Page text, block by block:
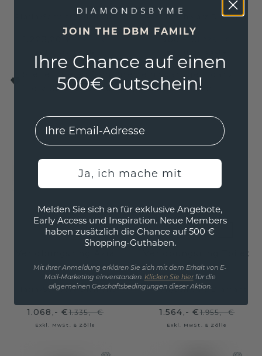
Schwarz Diamant Platin / Schwarz Diamant
Stellen Sie einfach Ihren einzigartigen, ganz
individuellen Verlobungsring zusammen.
OVL
Schwarz Diamant
1.068,- €1.335,- €
Exkl. MwSt. & Zölle
Verlobungsring Toi et
Moi PER-PER
Platin/Schwarz Diamant
1.564,- €1.955,- €
Exkl. MwSt. & Zölle
JOIN THE DBM FAMILY
Ihre Chance auf einen
500€ Gutschein!
EMail
Ja, ich mache mit
Melden Sie sich an für exklusive Angebote,
Early Access und Inspiration. Neue Members
haben zusätzlich die Chance auf 500 €
Shopping-Guthaben.
Mit Ihrer Anmeldung erklären Sie sich mit dem Erhalt von E-
Mail-Marketing einverstanden. Klicken Sie hierfür die
allgemeinen Geschäftsbedingungen dieser Aktion.